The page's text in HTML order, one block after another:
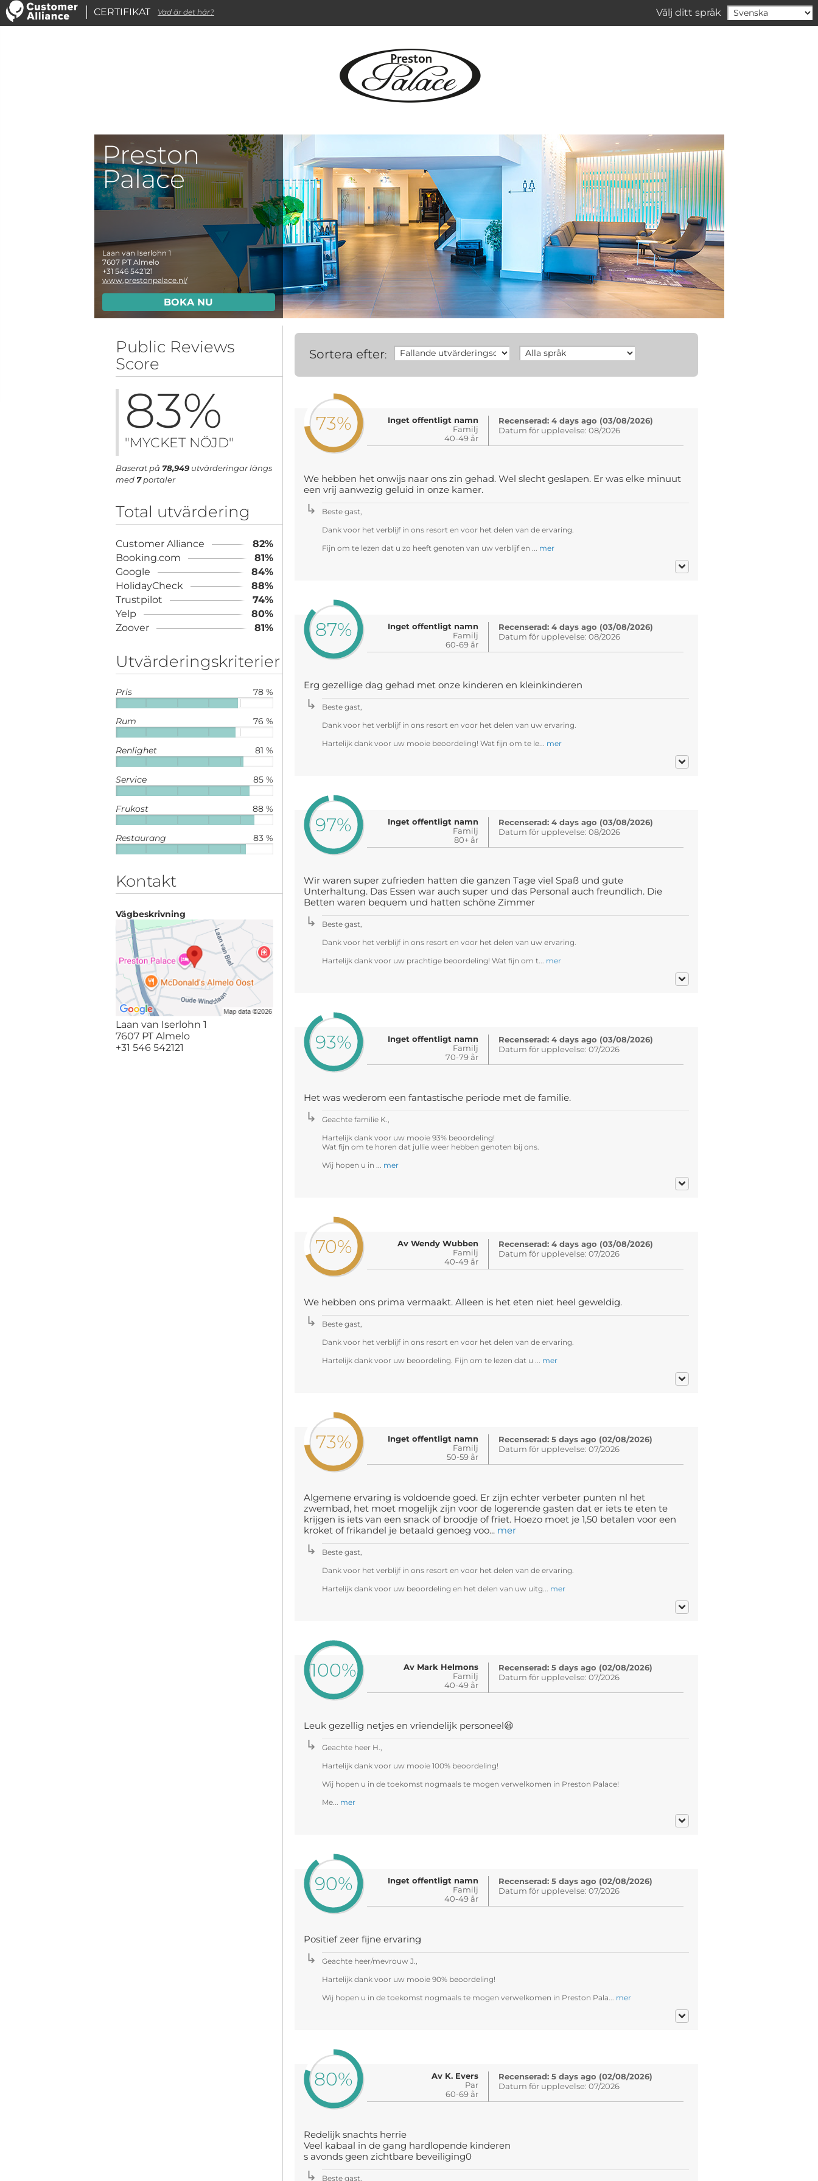
Välj ditt språk
Preston
Palace
Laan van Iserlohn 1
7607 PT Almelo
+31 546 542121
www.prestonpalace.nl/
BOKA NU
Public Reviews
Score
83%
"MYCKET NÖJD"
Baserat på 78,949utvärderingar längs
med 7portaler
Total utvärdering
Customer Alliance
82%
Booking.com
81%
Google
84%
HolidayCheck
88%
Trustpilot
74%
Yelp
80%
Zoover
81%
Utvärderingskriterier
78 %
Pris
76 %
Rum
81 %
Renlighet
85 %
Service
88 %
Frukost
83 %
Restaurang
Kontakt
Vägbeskrivning
Laan van Iserlohn 1
7607 PT Almelo
+31 546 542121
Sortera efter:
73%
Inget offentligt namn
Familj
40-49 år
Recenserad: 4 days ago (03/08/2026)
Datum för upplevelse: 08/2026
We hebben het onwijs naar ons zin gehad. Wel slecht geslapen. Er was elke minuut
een vrij aanwezig geluid in onze kamer.
Beste gast,
Dank voor het verblijf in ons resort en voor het delen van de ervaring.
Fijn om te lezen dat u zo heeft genoten van uw verblijf en ... mer
87%
Inget offentligt namn
Familj
60-69 år
Recenserad: 4 days ago (03/08/2026)
Datum för upplevelse: 08/2026
Erg gezellige dag gehad met onze kinderen en kleinkinderen
Beste gast,
Dank voor het verblijf in ons resort en voor het delen van uw ervaring.
Hartelijk dank voor uw mooie beoordeling! Wat fijn om te le... mer
97%
Inget offentligt namn
Familj
80+ år
Recenserad: 4 days ago (03/08/2026)
Datum för upplevelse: 08/2026
Wir waren super zufrieden hatten die ganzen Tage viel Spaß und gute
Unterhaltung. Das Essen war auch super und das Personal auch freundlich. Die
Betten waren bequem und hatten schöne Zimmer
Beste gast,
Dank voor het verblijf in ons resort en voor het delen van uw ervaring.
Hartelijk dank voor uw prachtige beoordeling! Wat fijn om t... mer
93%
Inget offentligt namn
Familj
70-79 år
Recenserad: 4 days ago (03/08/2026)
Datum för upplevelse: 07/2026
Het was wederom een fantastische periode met de familie.
Geachte familie K.,
Hartelijk dank voor uw mooie 93% beoordeling!
Wat fijn om te horen dat jullie weer hebben genoten bij ons.
Wij hopen u in ... mer
70%
Av Wendy Wubben
Familj
40-49 år
Recenserad: 4 days ago (03/08/2026)
Datum för upplevelse: 07/2026
We hebben ons prima vermaakt. Alleen is het eten niet heel geweldig.
Beste gast,
Dank voor het verblijf in ons resort en voor het delen van de ervaring.
Hartelijk dank voor uw beoordeling. Fijn om te lezen dat u ... mer
73%
Inget offentligt namn
Familj
50-59 år
Recenserad: 5 days ago (02/08/2026)
Datum för upplevelse: 07/2026
Algemene ervaring is voldoende goed. Er zijn echter verbeter punten nl het
zwembad, het moet mogelijk zijn voor de logerende gasten dat er iets te eten te
krijgen is iets van een snack of broodje of friet. Hoezo moet je 1,50 betalen voor een
kroket of frikandel je betaald genoeg voo... mer
Beste gast,
Dank voor het verblijf in ons resort en voor het delen van de ervaring.
Hartelijk dank voor uw beoordeling en het delen van uw uitg... mer
100%
Av Mark Helmons
Familj
40-49 år
Recenserad: 5 days ago (02/08/2026)
Datum för upplevelse: 07/2026
Leuk gezellig netjes en vriendelijk personeel😃
Geachte heer H.,
Hartelijk dank voor uw mooie 100% beoordeling!
Wij hopen u in de toekomst nogmaals te mogen verwelkomen in Preston Palace!
Me... mer
90%
Inget offentligt namn
Familj
40-49 år
Recenserad: 5 days ago (02/08/2026)
Datum för upplevelse: 07/2026
Positief zeer fijne ervaring
Geachte heer/mevrouw J.,
Hartelijk dank voor uw mooie 90% beoordeling!
Wij hopen u in de toekomst nogmaals te mogen verwelkomen in Preston Pala... mer
80%
Av K. Evers
Par
60-69 år
Recenserad: 5 days ago (02/08/2026)
Datum för upplevelse: 07/2026
Redelijk snachts herrie
Veel kabaal in de gang hardlopende kinderen
s avonds geen zichtbare beveiliging0
Beste gast,
CERTIFIKAT Vad är det här?